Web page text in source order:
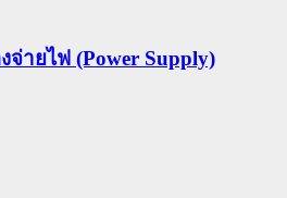
จ่ายไฟ (Power Supply)